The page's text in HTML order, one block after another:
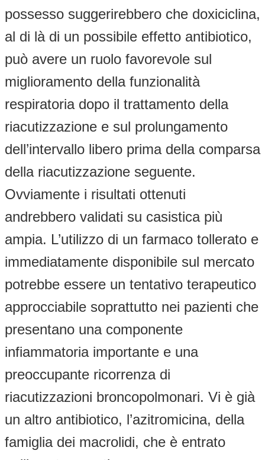
possesso suggerirebbero che doxiciclina,
al di là di un possibile effetto antibiotico,
può avere un ruolo favorevole sul
miglioramento della funzionalità
respiratoria dopo il trattamento della
riacutizzazione e sul prolungamento
dell’intervallo libero prima della comparsa
della riacutizzazione seguente.
Ovviamente i risultati ottenuti
andrebbero validati su casistica più
ampia. L’utilizzo di un farmaco tollerato e
immediatamente disponibile sul mercato
potrebbe essere un tentativo terapeutico
approcciabile soprattutto nei pazienti che
presentano una componente
infiammatoria importante e una
preoccupante ricorrenza di
riacutizzazioni broncopolmonari. Vi è già
un altro antibiotico, l’azitromicina, della
famiglia dei macrolidi, che è entrato